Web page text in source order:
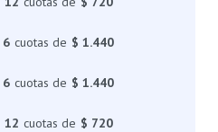
6 cuotas de $ 1.440
6 cuotas de $ 1.440
12 cuotas de $ 720